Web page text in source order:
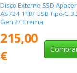
Disco Externo SSD Apacer
AS724 1TB/ USB Tipo-C
Gen 2/ Crema
215,00
€